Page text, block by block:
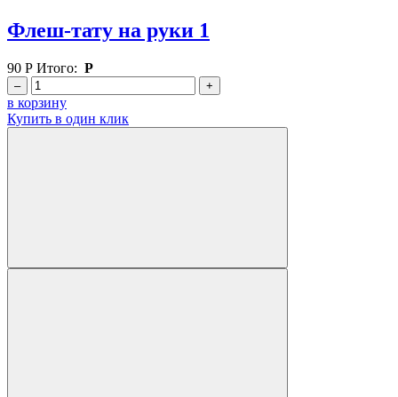
Флеш-тату на руки 1
90 Р Итого: Р
– +
в корзину
Купить в один клик